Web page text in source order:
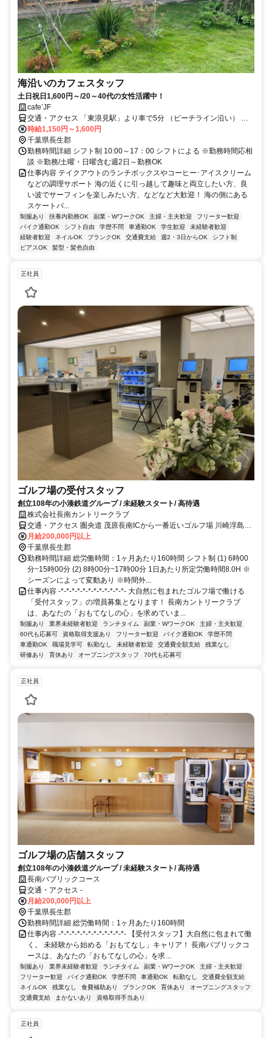
海沿いのカフェスタッフ
土日祝日1,600円～/20～40代の女性活躍中！
cafe’JF
交通・アクセス 「東浪見駅」より車で5分 （ビーチライン沿い） ★
車・バイク・自転車通勤ＯＫ
時給1,150円～1,600円
千葉県長生郡
勤務時間詳細 シフト制 10:00～17：00 シフトによる ※勤務時間応相
談 ※勤務/土曜・日曜含む週2日～勤務OK
仕事内容 テイクアウトのランチボックスやコーヒー･アイスクリーム
などの調理サポート 海の近くに引っ越して趣味と両立したい方、良
い波でサーフィンを楽しみたい方、などなど大歓迎！ 海の側にある
スケートパ...
制服あり 扶養内勤務OK 副業・WワークOK 主婦・主夫歓迎
フリーター歓迎
バイク通勤OK
シフト自由 学歴不問 車通勤OK 学生歓迎
未経験者歓迎
経験者歓迎
ネイルOK ブランクOK 交通費支給 週2・3日からOK
シフト制
ピアスOK
髪型・髪色自由
正社員
ゴルフ場の受付スタッフ
創立108年の小湊鉄道グループ / 未経験スタート/ 高待遇
株式会社長南カントリークラブ
交通・アクセス 圏央道 茂原長南ICから一番近いゴルフ場 川崎浮島
JCTから45分
月給200,000円以上
千葉県長生郡
勤務時間詳細 総労働時間：1ヶ月あたり160時間 シフト制 (1) 6時00
分~15時00分 (2) 8時00分~17時00分 1日あたり所定労働時間8.0H ※
シーズンによって変動あり ※時間外...
仕事内容 -*-*-*-*-*-*-*-*-*-*-*-*- 大自然に包まれたゴルフ場で働ける
「受付スタッフ」の増員募集となります！ 長南カントリークラブ
は、あなたの「おもてなしの心」を求めていま...
制服あり 業界未経験者歓迎 ランチタイム 副業・WワークOK
主婦・主夫歓迎
60代も応募可
資格取得支援あり フリーター歓迎 バイク通勤OK
学歴不問
車通勤OK
職場見学可 転勤なし 未経験者歓迎 交通費全額支給
残業なし
研修あり
育休あり オープニングスタッフ 70代も応募可
正社員
ゴルフ場の店舗スタッフ
創立108年の小湊鉄道グループ / 未経験スタート/ 高待遇
長南パブリックコース
交通・アクセス -
月給200,000円以上
千葉県長生郡
勤務時間詳細 総労働時間：1ヶ月あたり160時間
仕事内容 -*-*-*-*-*-*-*-*-*-*-*-*- 【受付スタッフ】大自然に包まれて働
く。 未経験から始める「おもてなし」キャリア！ 長南パブリックコ
ースは、あなたの「おもてなしの心」を求...
制服あり 業界未経験者歓迎 ランチタイム 副業・WワークOK
主婦・主夫歓迎
フリーター歓迎
バイク通勤OK 学歴不問 車通勤OK 転勤なし
交通費全額支給
ネイルOK
残業なし 食費補助あり ブランクOK 育休あり
オープニングスタッフ
交通費支給
まかないあり 資格取得手当あり
正社員